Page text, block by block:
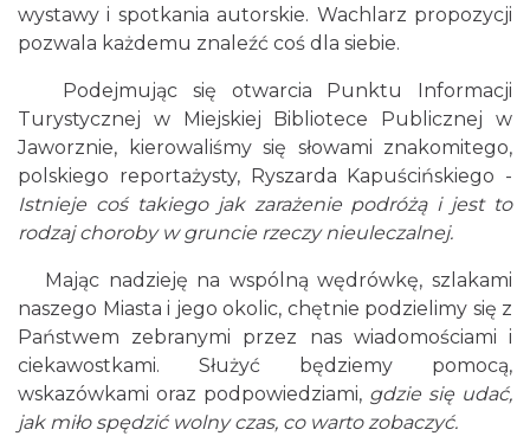
wystawy i spotkania autorskie. Wachlarz propozycji
pozwala każdemu znaleźć coś dla siebie.
Podejmując się otwarcia Punktu Informacji
Turystycznej w Miejskiej Bibliotece Publicznej w
Jaworznie, kierowaliśmy się słowami znakomitego,
polskiego reportażysty, Ryszarda Kapuścińskiego -
Istnieje coś takiego jak zarażenie podróżą i jest to
rodzaj choroby w gruncie rzeczy nieuleczalnej.
Mając nadzieję na wspólną wędrówkę, szlakami
naszego Miasta i jego okolic, chętnie podzielimy się z
Państwem zebranymi przez nas wiadomościami i
ciekawostkami. Służyć będziemy pomocą,
wskazówkami oraz podpowiedziami, gdzie się udać,
jak miło spędzić wolny czas, co warto zobaczyć.